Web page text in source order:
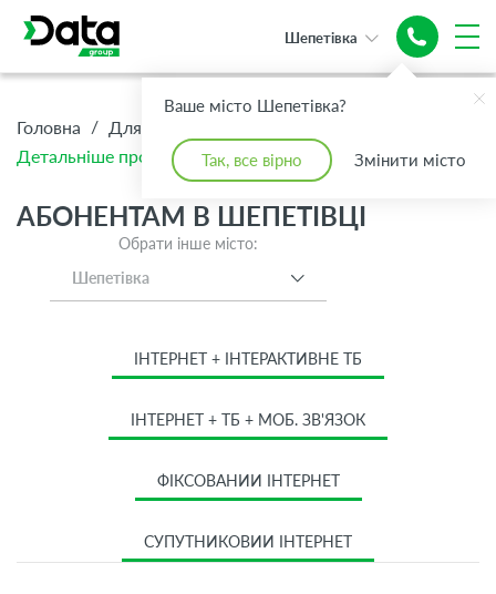
Ваше місто Шепетівка?
Так, все вірно Змінити місто
Шепетівка
Головна / Для Дому
Детальніше про тариф Стандарт
АБОНЕНТАМ В ШЕПЕТІВЦІ
Обрати інше місто:
Шепетівка
ІНТЕРНЕТ + ІНТЕРАКТИВНЕ ТБ
ІНТЕРНЕТ + ТБ + МОБ. ЗВ'ЯЗОК
ФІКСОВАНИЙ ІНТЕРНЕТ
СУПУТНИКОВИЙ ІНТЕРНЕТ